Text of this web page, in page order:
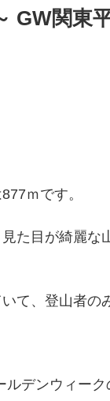
GW関
ｍです。
た目が綺麗
て、登山者の
デンウィーク